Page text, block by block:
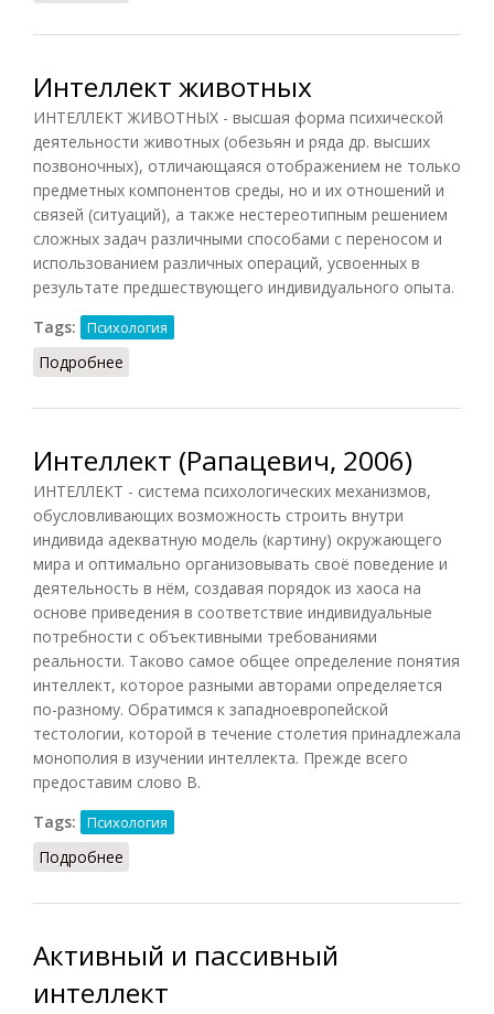
Интеллект животных
ИНТЕЛЛЕКТ ЖИВОТНЫХ - высшая форма психической
деятельности животных (обезьян и ряда др. высших
позвоночных), отличающаяся отображением не только
предметных компонентов среды, но и их отношений и
связей (ситуаций), а также нестереотипным решением
сложных задач различными способами с переносом и
использованием различных операций, усвоенных в
результате предшествующего индивидуального опыта.
Tags:
Психология
Подробнее
Интеллект (Рапацевич, 2006)
ИНТЕЛЛЕКТ - система психологических механизмов,
обусловливающих возможность строить внутри
индивида адекватную модель (картину) окружающего
мира и оптимально организовывать своё поведение и
деятельность в нём, создавая порядок из хаоса на
основе приведения в соответствие индивидуальные
потребности с объективными требованиями
реальности. Таково самое общее определение понятия
интеллект, которое разными авторами определяется
по-разному. Обратимся к западноевропейской
тестологии, которой в течение столетия принадлежала
монополия в изучении интеллекта. Прежде всего
предоставим слово В.
Tags:
Психология
Подробнее
Активный и пассивный
интеллект